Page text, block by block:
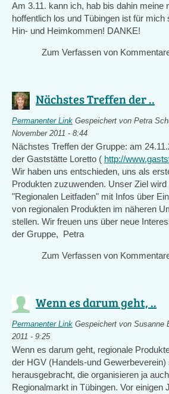
Am 3.11. kann ich, hab bis dahin meine
hoffentlich los und Tübingen ist für
Hin- und Heimkommen! DANKE!
Zum Verfassen von
Nächstes Treffen der ..
Permanenter Link Gespeichert von Petra
November 2011 - 8:44
Nächstes Treffen der Gruppe: am
der Gaststätte Loretto ( http://
Wir haben uns entschieden, uns als
Produkten zuzuwenden. Unser Ziel wird
"Regionalen Leitfaden" mit Infos über
von regionalen Produkten im näheren
stellen. Wir freuen uns über neue
der Gruppe, Petra
Zum Verfassen von
Wenn es darum geht, ..
Permanenter Link Gespeichert von Susanne
2011 - 9:25
Wenn es darum geht, regionale
der HGV (Handels-und Gewerbeverein)
herausgebracht, die organisieren ja
Regionalmarkt in Tübingen. Vor einigen